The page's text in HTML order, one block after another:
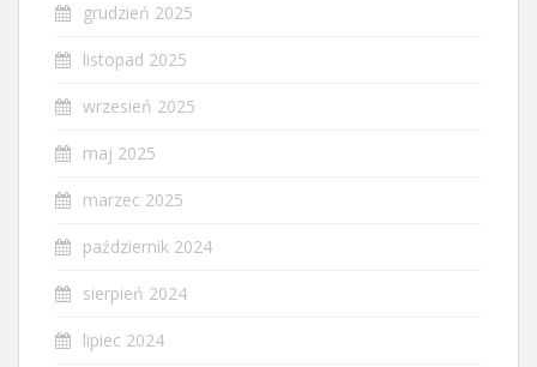
grudzień 2025
listopad 2025
wrzesień 2025
maj 2025
marzec 2025
październik 2024
sierpień 2024
lipiec 2024